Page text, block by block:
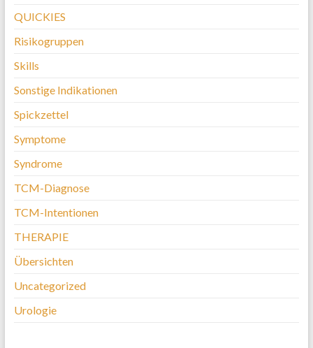
QUICKIES
Risikogruppen
Skills
Sonstige Indikationen
Spickzettel
Symptome
Syndrome
TCM-Diagnose
TCM-Intentionen
THERAPIE
Übersichten
Uncategorized
Urologie